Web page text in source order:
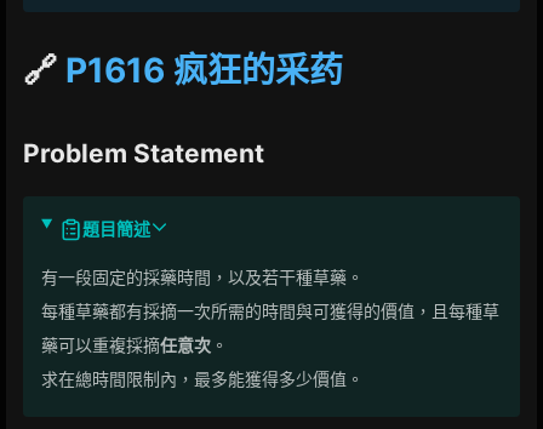
🔗 P1616 疯狂的采药
Problem Statement
題目簡述
有一段固定的採藥時間，以及若干種草藥。
每種草藥都有採摘一次所需的時間與可獲得的價值，且每種草
藥可以重複採摘任意次 。
求在總時間限制內，最多能獲得多少價值。